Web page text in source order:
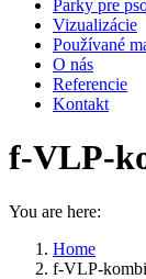
Parky pre
Vizualizácie
Používané
O nás
Referencie
Kontakt
f-VLP-
You are here:
Home
f-VLP-